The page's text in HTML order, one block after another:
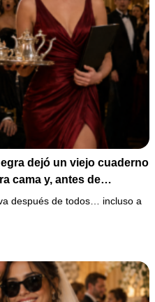
dejó un viejo cuaderno
cama y, antes de
todos deben cumplir
después de todos… incluso a